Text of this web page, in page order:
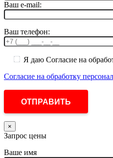
Ваш e-mail:
Ваш телефон:
Я даю Согласие на
Согласие на обработку
×
Запрос цены
Ваше имя